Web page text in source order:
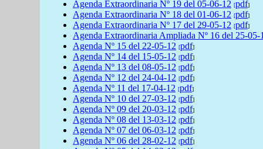
Agenda Extraordinaria Nº 19 del 05-06-12 [pdf]
Agenda Extraordinaria Nº 18 del 01-06-12 [pdf]
Agenda Extraordinaria Nº 17 del 29-05-12 [pdf]
Agenda Extraordinaria Ampliada Nº 16 del 25-05-
Agenda Nº 15 del 22-05-12 [pdf]
Agenda Nº 14 del 15-05-12 [pdf]
Agenda Nº 13 del 08-05-12 [pdf]
Agenda Nº 12 del 24-04-12 [pdf]
Agenda Nº 11 del 17-04-12 [pdf]
Agenda Nº 10 del 27-03-12 [pdf]
Agenda Nº 09 del 20-03-12 [pdf]
Agenda Nº 08 del 13-03-12 [pdf]
Agenda Nº 07 del 06-03-12 [pdf]
Agenda Nº 06 del 28-02-12 [pdf]